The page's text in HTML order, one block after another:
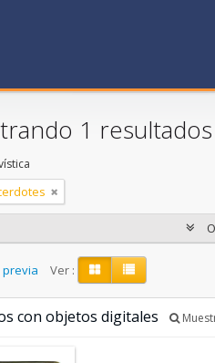
1 resultados
previa Ver :
con objetos digitales